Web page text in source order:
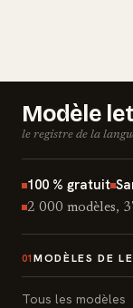
Modèle
le registre de la
100 % gratuit
2 000 modèles,
01 MODÈLES DE
Tous les modèles